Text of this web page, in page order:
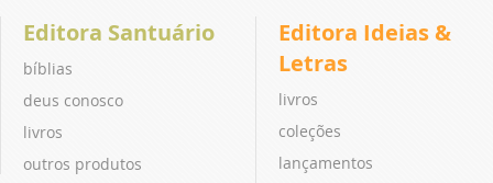
Editora Santuário
bíblias
deus conosco
livros
outros produtos
Editora Ideias &
Letras
livros
coleções
lançamentos